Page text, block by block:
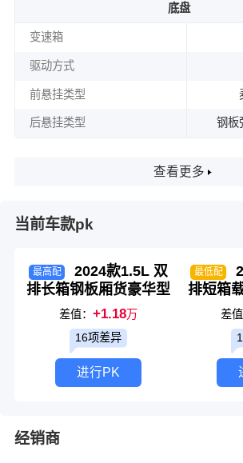
底盘
变速箱
驱动方式
前悬挂类型
后悬挂类型 钢板
查看更多
当前车款pk
最高配
2024款1.5L 双
排长箱钢板厢货豪华型
差值：+1.18万
16项差异
进行PK
最低配
排短箱
差值
经销商